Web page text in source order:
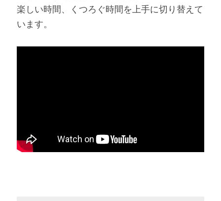
楽しい時間、くつろぐ時間を上手に切り替えて
います。